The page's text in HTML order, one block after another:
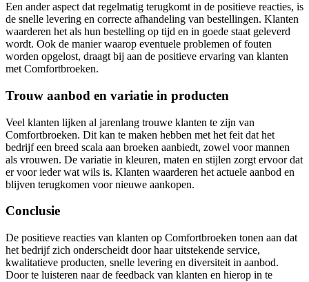
Een ander aspect dat regelmatig terugkomt in de positieve reacties, is
de snelle levering en correcte afhandeling van bestellingen. Klanten
waarderen het als hun bestelling op tijd en in goede staat geleverd
wordt. Ook de manier waarop eventuele problemen of fouten
worden opgelost, draagt bij aan de positieve ervaring van klanten
met Comfortbroeken.
Trouw aanbod en variatie in producten
Veel klanten lijken al jarenlang trouwe klanten te zijn van
Comfortbroeken. Dit kan te maken hebben met het feit dat het
bedrijf een breed scala aan broeken aanbiedt, zowel voor mannen
als vrouwen. De variatie in kleuren, maten en stijlen zorgt ervoor dat
er voor ieder wat wils is. Klanten waarderen het actuele aanbod en
blijven terugkomen voor nieuwe aankopen.
Conclusie
De positieve reacties van klanten op Comfortbroeken tonen aan dat
het bedrijf zich onderscheidt door haar uitstekende service,
kwalitatieve producten, snelle levering en diversiteit in aanbod.
Door te luisteren naar de feedback van klanten en hierop in te